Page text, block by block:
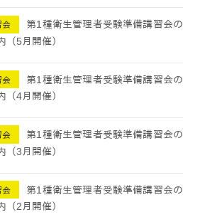
会
第1種衛生管理者受験準備講習会の
（5月開催）
会
第1種衛生管理者受験準備講習会の
（4月開催）
会
第1種衛生管理者受験準備講習会の
（3月開催）
会
第1種衛生管理者受験準備講習会の
（2月開催）